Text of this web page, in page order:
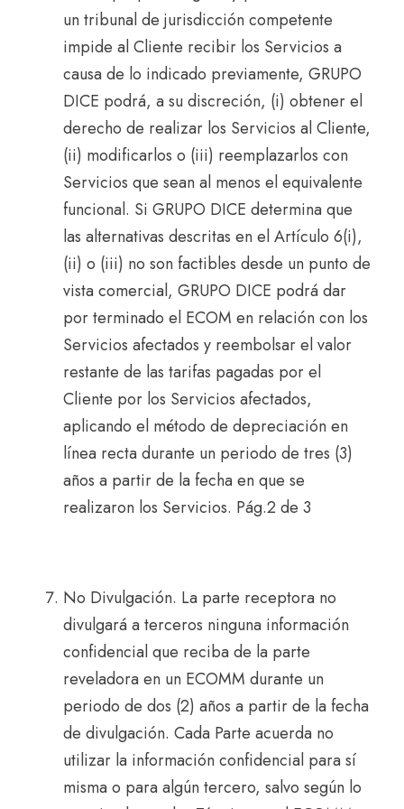
un tribunal de jurisdicción competente
impide al Cliente recibir los Servicios a
causa de lo indicado previamente, GRUPO
DICE podrá, a su discreción, (i) obtener el
derecho de realizar los Servicios al Cliente,
(ii) modificarlos o (iii) reemplazarlos con
Servicios que sean al menos el equivalente
funcional. Si GRUPO DICE determina que
las alternativas descritas en el Artículo 6(i),
(ii) o (iii) no son factibles desde un punto de
vista comercial, GRUPO DICE podrá dar
por terminado el ECOM en relación con los
Servicios afectados y reembolsar el valor
restante de las tarifas pagadas por el
Cliente por los Servicios afectados,
aplicando el método de depreciación en
línea recta durante un periodo de tres (3)
años a partir de la fecha en que se
realizaron los Servicios. Pág.2 de 3
No Divulgación. La parte receptora no
divulgará a terceros ninguna información
confidencial que reciba de la parte
reveladora en un ECOMM durante un
periodo de dos (2) años a partir de la fecha
de divulgación. Cada Parte acuerda no
utilizar la información confidencial para sí
misma o para algún tercero, salvo según lo